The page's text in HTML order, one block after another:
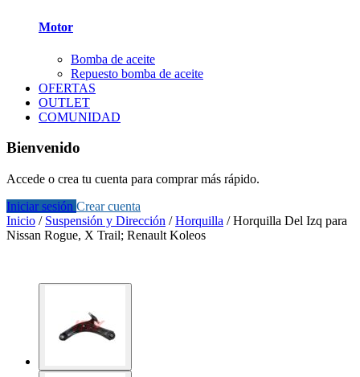
Motor
Bomba de aceite
Repuesto bomba de aceite
OFERTAS
OUTLET
COMUNIDAD
Bienvenido
Accede o crea tu cuenta para comprar más rápido.
Iniciar sesión Crear cuenta
Inicio / Suspensión y Dirección /Horquilla /Horquilla Del Izq para
Nissan Rogue, X Trail; Renault Koleos